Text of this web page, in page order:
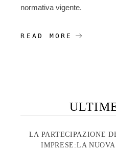
normativa vigente.
READ MORE
LA PARTECIPAZIONE
IMPRESE:LA